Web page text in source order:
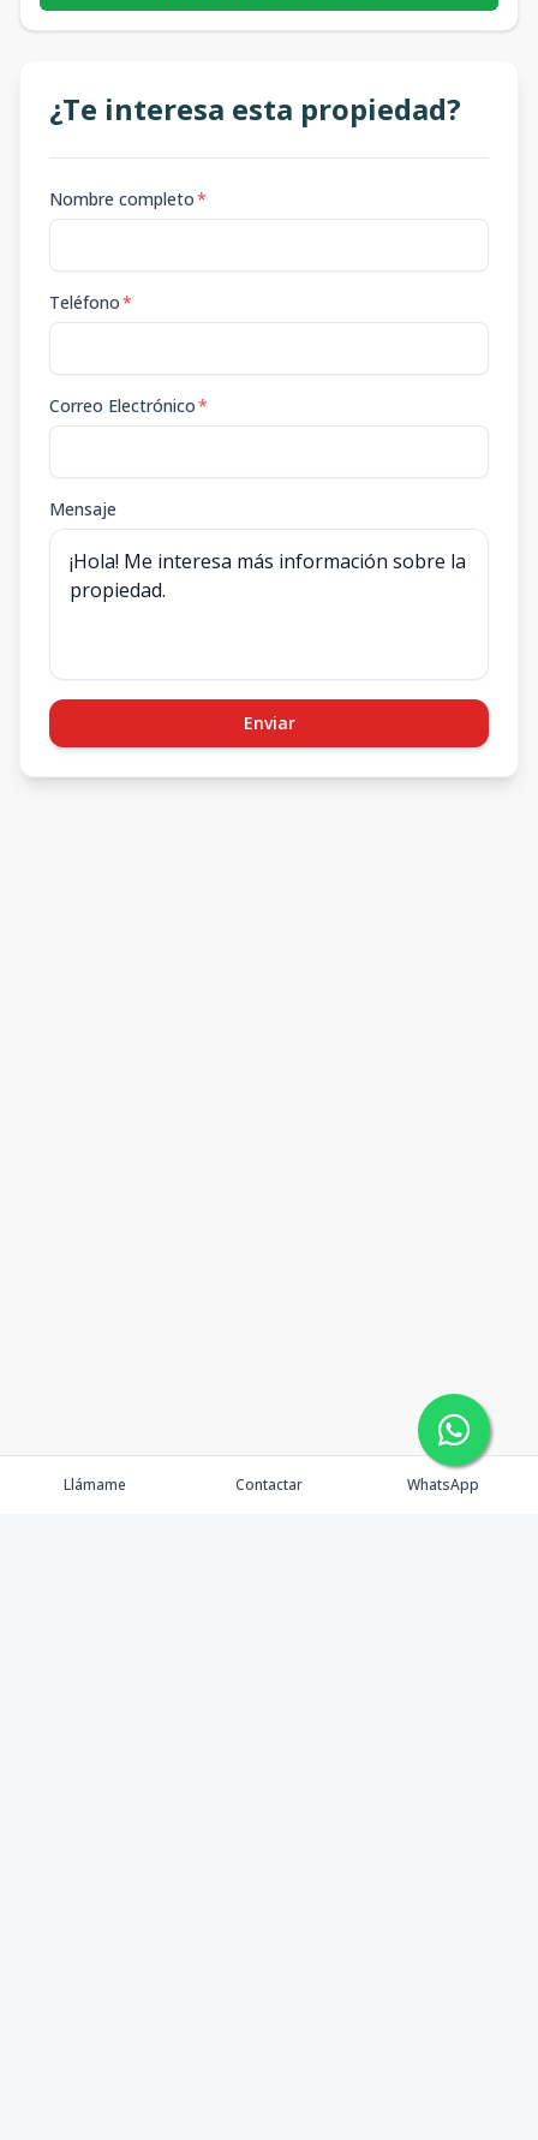
¿Te interesa esta propiedad?
Nombre completo*
Teléfono*
Correo Electrónico*
Mensaje
Enviar
Llámame Contactar WhatsApp